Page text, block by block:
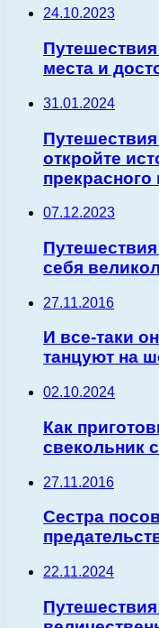
24.10.2023
места и
31.01.2024
откройте
прекрасного
07.12.2023
себя
27.11.2016
И все-таки
танцуют на
02.10.2024
Как
свекольник
27.11.2016
Сестра
22.11.2024